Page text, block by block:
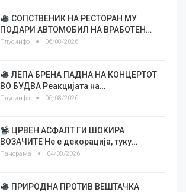
СОПСТВЕНИК НА РЕСТОРАН МУ
ПОДАРИ АВТОМОБИЛ НА ВРАБОТЕН…
Плусинфо 06/08/2026
ЛЕПА БРЕНА ПАДНА НА КОНЦЕРТОТ
ВО БУДВА Реакцијата на…
Плусинфо 06/08/2026
ЦРВЕН АСФАЛТ ГИ ШОКИРА
ВОЗАЧИТЕ Не е декорација, туку…
Панорама 04/08/2026
ПРИРОДНА ПРОТИВ ВЕШТАЧКА